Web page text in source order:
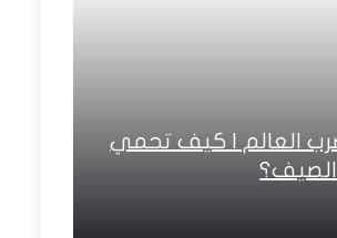
العالم | كيف تحمي